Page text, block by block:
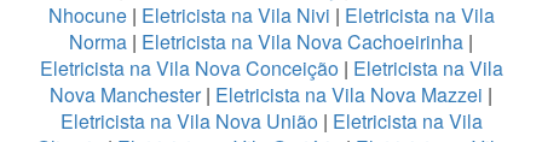
Nhocune| Eletricista na Vila Nivi | Eletricista na Vila
Norma | Eletricista na Vila Nova Cachoeirinha |
Eletricista na Vila Nova Conceição| Eletricista na Vila
Nova Manchester| Eletricista na Vila Nova Mazzei |
Eletricista na Vila Nova União| Eletricista na Vila